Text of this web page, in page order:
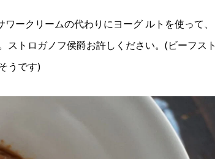
ークリームの代わりにヨーグ ルトを使って、
ストロガノフ侯爵お許しください。(ビーフスト
うです)